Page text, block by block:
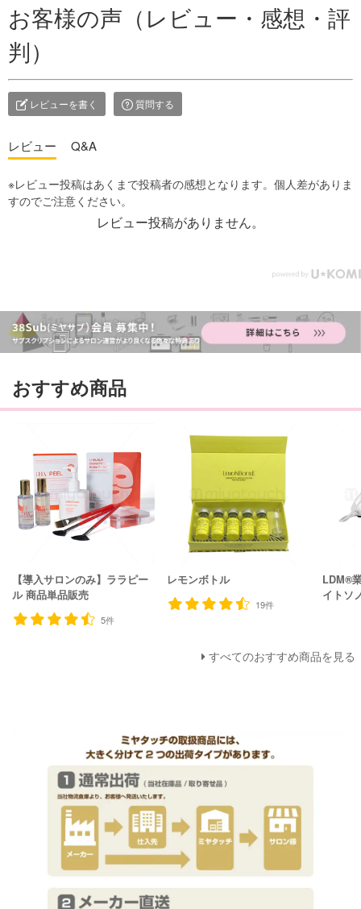
お客様の声（レビュー・感想・評
判）
レビューを書く 質問する
レビュー Q&A
レビュー投稿がありません。
おすすめ商品
【導入サロンのみ】ララピー
ル 商品単品販売
5件
レモンボトル
19件
LDM®
イトソ
すべてのおすすめ商品を見る